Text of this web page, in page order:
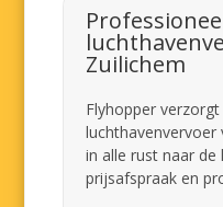
Zuilichem
Flyhopper
luchthavenvervoer
in alle rust naar
prijsafspraak en